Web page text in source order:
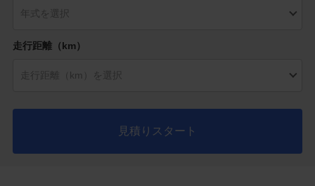
走行距離（km）
見積りスタート